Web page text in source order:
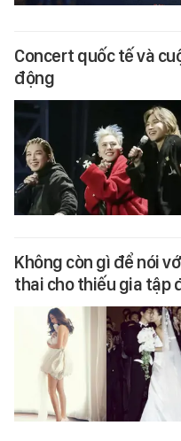
Concert quốc tế và
động
Không còn gì để nói
thai cho thiếu gia tập